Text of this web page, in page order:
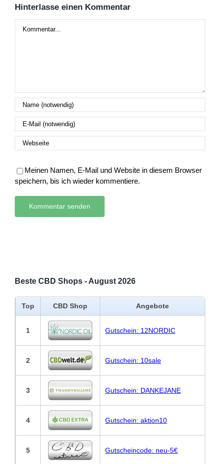
Hinterlasse einen Kommentar
Meinen Namen, E-Mail und Website in diesem Browser
speichern, bis ich wieder kommentiere.
Beste CBD Shops - August 2026
Top CBD Shop Angebote
1 Gutschein: 12NORDIC
2 Gutschein: 10sale
3 Gutschein: DANKEJANE
4 Gutschein: aktion10
5 Gutscheincode: neu-5€